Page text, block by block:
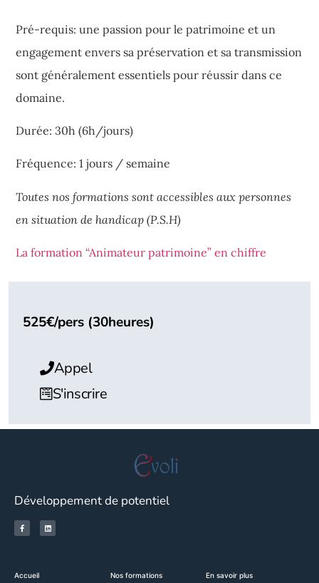
Pré-requis: une passion pour le patrimoine et un
engagement envers sa préservation et sa transmission
sont généralement essentiels pour réussir dans ce
domaine.
Durée: 30h (6h/jours)
Fréquence: 1 jours / semaine
Toutes nos formations sont accessibles aux personnes
en situation de handicap (P.S.H)
La formation “Animateur patrimoine” en chiffre
525€/pers (30heures)
Appel
S'inscrire
Développement de potentiel
Accueil Nos formations En savoir plus